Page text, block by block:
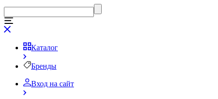
Каталог
Бренды
Вход на сайт